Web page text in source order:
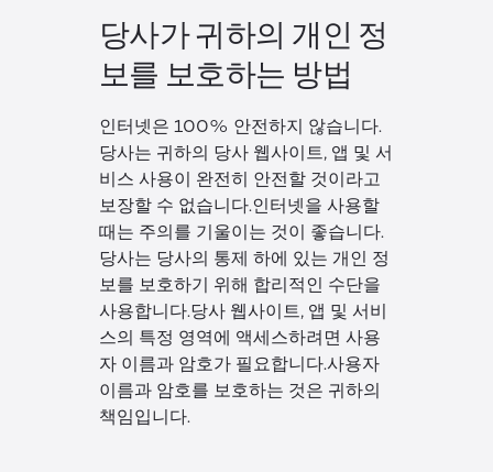
당사가 귀하의 개인 정
보를 보호하는 방법
인터넷은 100% 안전하지 않습니다.
당사는 귀하의 당사 웹사이트, 앱 및 서
비스 사용이 완전히 안전할 것이라고
보장할 수 없습니다.인터넷을 사용할
때는 주의를 기울이는 것이 좋습니다.
당사는 당사의 통제 하에 있는 개인 정
보를 보호하기 위해 합리적인 수단을
사용합니다.당사 웹사이트, 앱 및 서비
스의 특정 영역에 액세스하려면 사용
자 이름과 암호가 필요합니다.사용자
이름과 암호를 보호하는 것은 귀하의
책임입니다.